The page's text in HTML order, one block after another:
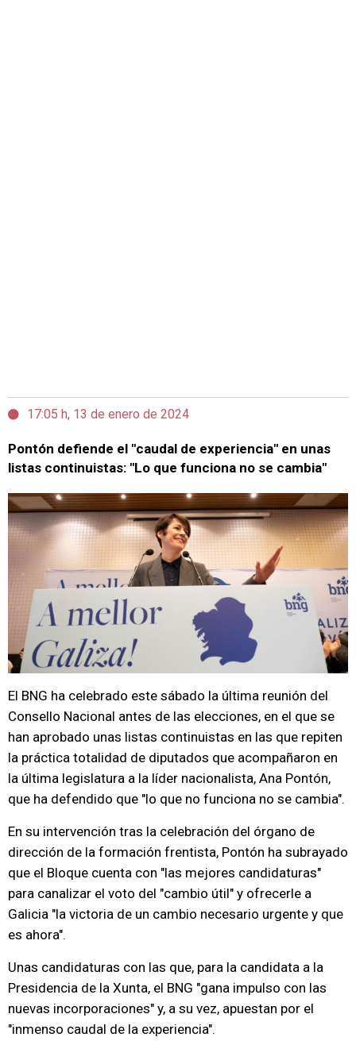
17:05 h, 13 de enero de 2024
Pontón defiende el "caudal de experiencia" en unas
listas continuistas: "Lo que funciona no se cambia"
El BNG ha celebrado este sábado la última reunión del
Consello Nacional antes de las elecciones, en el que se
han aprobado unas listas continuistas en las que repiten
la práctica totalidad de diputados que acompañaron en
la última legislatura a la líder nacionalista, Ana Pontón,
que ha defendido que "lo que no funciona no se cambia".
En su intervención tras la celebración del órgano de
dirección de la formación frentista, Pontón ha subrayado
que el Bloque cuenta con "las mejores candidaturas"
para canalizar el voto del "cambio útil" y ofrecerle a
Galicia "la victoria de un cambio necesario urgente y que
es ahora".
Unas candidaturas con las que, para la candidata a la
Presidencia de la Xunta, el BNG "gana impulso con las
nuevas incorporaciones" y, a su vez, apuestan por el
"inmenso caudal de la experiencia".